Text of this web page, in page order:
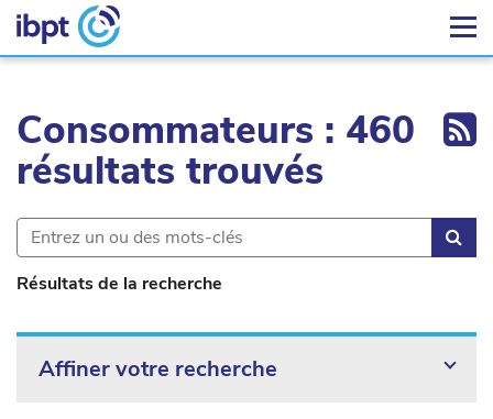
Consommateurs : 460
résultats trouvés
Résultats de la recherche
Affiner votre recherche